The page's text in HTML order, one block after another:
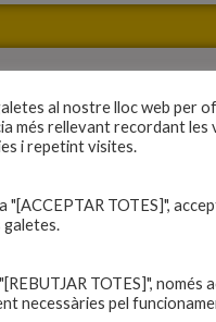
ESPORTIVA
al nostre lloc web per
més rellevant recordant les
i repetint visites.
"[ACCEPTAR TOTES]",
galetes.
TOTES]", només
necessàries pel